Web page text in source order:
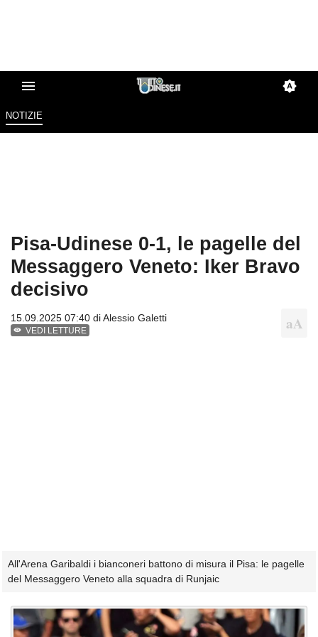
NOTIZIE
Pisa-Udinese 0-1, le pagelle del
Messaggero Veneto: Iker Bravo
decisivo
15.09.2025 07:40 diAlessio Galetti
VEDI LETTURE
All'Arena Garibaldi i bianconeri battono di misura il Pisa: le pagelle
del Messaggero Veneto alla squadra di Runjaic